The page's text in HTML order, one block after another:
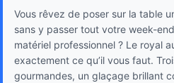
Vous rêvez de poser sur la table
sans y passer tout votre week-
matériel professionnel ? Le royal
exactement ce qu’il vous faut.
gourmandes, un glaçage brillant